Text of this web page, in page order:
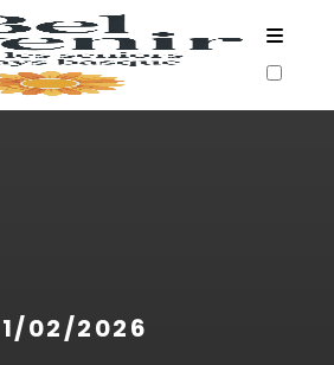
ARTICLES
02/2026